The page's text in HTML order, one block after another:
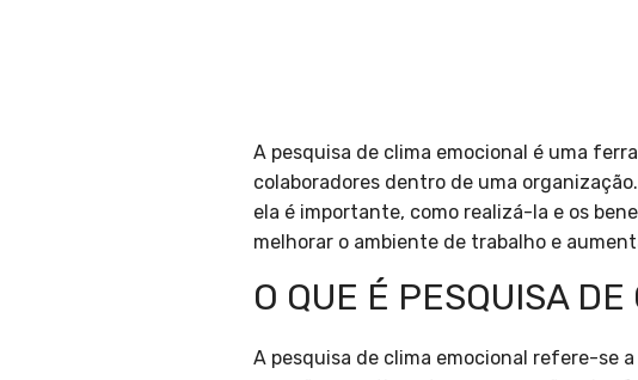
A pesquisa de clima emocional é uma
colaboradores dentro de uma
ela é importante, como realizá-la e os
melhorar o ambiente de trabalho e
O QUE É PESQUISA
A pesquisa de clima emocional refere-se